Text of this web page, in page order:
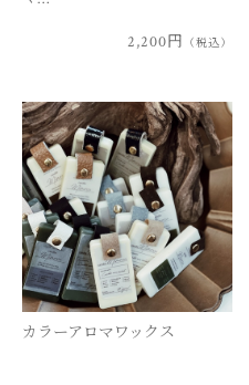
2,200円 （税込）
カラーアロマワックス